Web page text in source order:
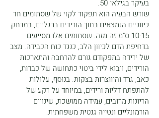
בעיקר בגילאי 50.
שורש הבעיה הוא תפקוד לקוי של שסתומים חד
כיווניים הנמצאים בתוך הורידים ברגליים, במרחק
10-15 ס"מ זה מזה. שסתומים אלו מסייעים
בדחיפת הדם לכיוון הלב, כנגד כוח הכבידה. מצב
של ירידה בתפקודם גורם להרחבה והתארכות
הורידים, ויבוא לידי ביטוי כתחושה של כבדות,
כאב, גרד והיווצרות בצקות. בנוסף, עלולות
להתפתח דליות ורידים, במיוחד על רקע של
הריונות מרובים, עמידה ממושכת, שינויים
הורמונליים ונטייה גנטית משפחתית.